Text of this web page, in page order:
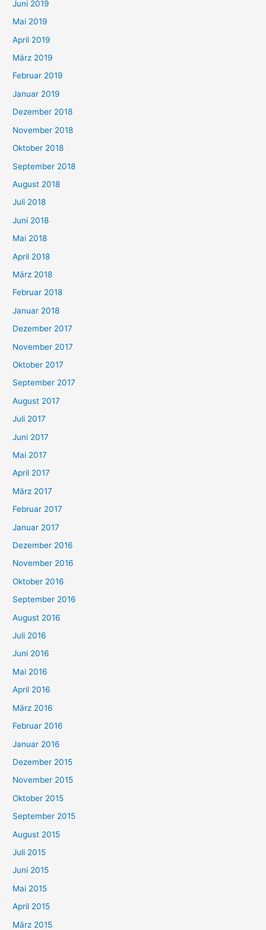
Juni 2019
Mai 2019
April 2019
März 2019
Februar 2019
Januar 2019
Dezember 2018
November 2018
Oktober 2018
September 2018
August 2018
Juli 2018
Juni 2018
Mai 2018
April 2018
März 2018
Februar 2018
Januar 2018
Dezember 2017
November 2017
Oktober 2017
September 2017
August 2017
Juli 2017
Juni 2017
Mai 2017
April 2017
März 2017
Februar 2017
Januar 2017
Dezember 2016
November 2016
Oktober 2016
September 2016
August 2016
Juli 2016
Juni 2016
Mai 2016
April 2016
März 2016
Februar 2016
Januar 2016
Dezember 2015
November 2015
Oktober 2015
September 2015
August 2015
Juli 2015
Juni 2015
Mai 2015
April 2015
März 2015